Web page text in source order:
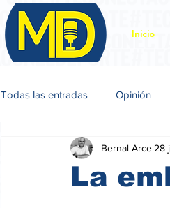
Inicio
Todas las entradas Opinión
Jacques Sagot
La
Bernal Arce 28